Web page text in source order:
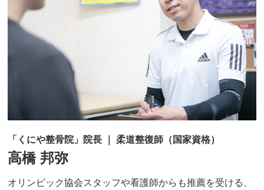
「くにや整骨院」院長 ｜ 柔道整復師（国家資格）
高橋 邦弥
オリンピック協会スタッフや看護師からも推薦を受ける、